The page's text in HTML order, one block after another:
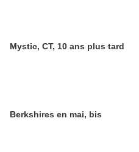
Mystic, CT, 10 ans plus tard
Berkshires en mai, bis